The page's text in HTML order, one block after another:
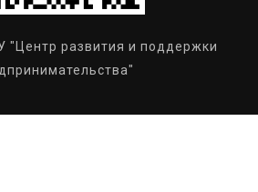
"Центр развития и поддержки